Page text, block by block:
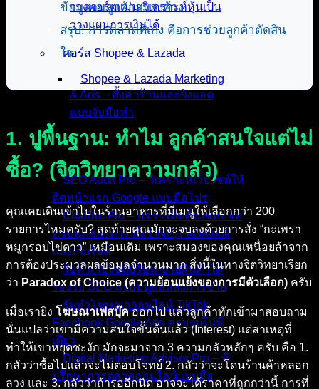
วางพอร์ตแม่น วิเคราะห์หุ้นเป็น
วางแผนการเงินได้
คอร์ส Shopee & Lazada
Shopee & Lazada Marketing
& Ads – ตั้งค่าร้านและยิงแอด
แบบจับมือทำ
บริการของเรา
SEO Audit Pro – วิเคราะห์เว็บไซต์ให้
ติดหน้าแรก Google แบบมือโปร
ChatBot Pro – บริการติดตั้งแชทบอท
ครบทุกช่องทาง ทั้ง LINE, Facebook
และเว็บไซต์
รับทำเว็บไซต์บริษัท ขายสินค้าได้
รองรับ SEO พร้อมดูแลหลังการขาย
รับทำโฆษณาออนไลน์ TikTok
Facebook Google Ads ครบจบในที่
เดียว
Digital Marketing Advisor Pro – ที่
ปรึกษาการตลาดออนไลน์แบบมือ
ข้อมูลจนลูกค้าสมองค้าง
สรุป: การตลาดที่เก่ง คือการช่วยลูกค้าตัดสิน
ใจ
1. ปูพื้นฐาน: ทำไม ลูกค้าสนใจแต่ไม่
ซื้อ? (จิตวิทยาความกลัว)
คุณเคยเดินเข้าไปในร้านอาหารที่มีเมนูให้เลือกกว่า 200
รายการไหมครับ? สุดท้ายคุณมักจะจบลงด้วยการสั่ง “กะเพรา
หมูกรอบไข่ดาว” เหมือนเดิม เพราะสมองของคุณเหนื่อยล้าจาก
การต้องประมวลผลข้อมูลจำนวนมาก สิ่งนี้ในทางจิตวิทยาเรียก
ว่า Paradox of Choice (ความย้อนแย้งของการมีตัวเลือก) ครับ
เมื่อเรายิง โฆษณาเฟสบุ๊คออกไป แล้วลูกค้าทักเข้ามาสอบถาม
นั่นแปลว่าเขามีความสนใจขั้นต้นแล้ว (Interest) แต่สาเหตุที่
ทำให้เขาหยุดชะงัก มักจะมาจาก 3 ความกลัวหลักๆ ครับ คือ 1.
กลัวว่าซื้อไปแล้วจะไม่ตอบโจทย์ 2. กลัวว่าจะโดนร้านค้าหลอก
ลวง และ 3. กลัวว่าถ้ารออีกนิด อาจจะได้ราคาที่ถูกกว่านี้ การที่